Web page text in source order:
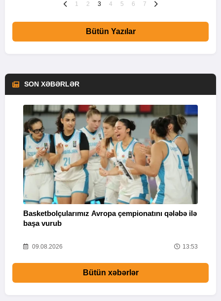
1 2 3 4 5 6 7
Bütün Yazılar
SON XƏBƏRLƏR
Basketbolçularımız Avropa çempionatını qələbə ilə
başa vurub
09.08.2026 13:53
Bütün xəbərlər